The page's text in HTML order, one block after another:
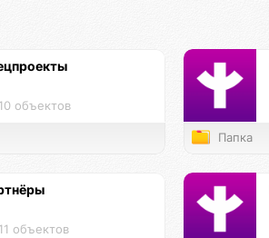
10 объектов
Папка
11 объектов